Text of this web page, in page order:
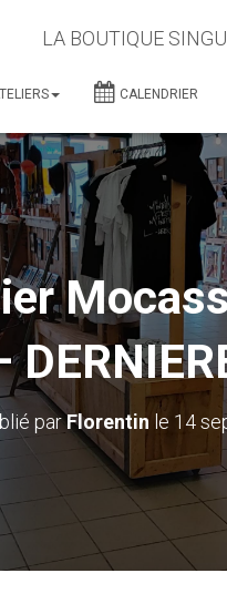
LA BOUTIQUE
CALENDRIER
parFlorentin le 14